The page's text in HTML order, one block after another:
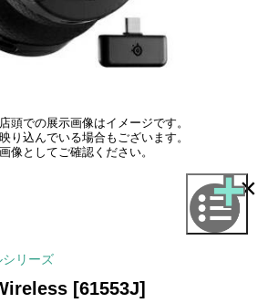
頭での展示画像はイメージです。
り込んでいる場合もございます。
像としてご確認ください。
×
リーズ
[61553J]